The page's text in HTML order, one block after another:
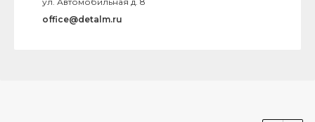
office@detalm.ru